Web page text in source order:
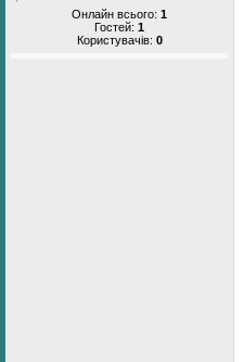
Онлайн всього: 1
Гостей: 1
Користувачів: 0